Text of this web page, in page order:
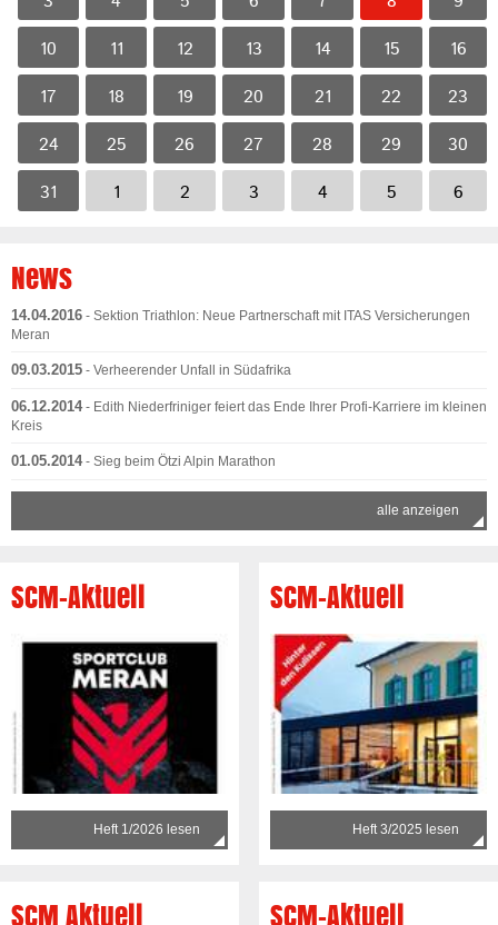
10 11 12 13 14 15 16
17 18 19 20 21 22 23
24 25 26 27 28 29 30
31 1 2 3 4 5 6
News
14.04.2016 - Sektion Triathlon: Neue Partnerschaft mit ITAS Versicherungen
Meran
09.03.2015 - Verheerender Unfall in Südafrika
06.12.2014- Edith Niederfriniger feiert das Ende Ihrer Profi-Karriere im kleinen
Kreis
01.05.2014- Sieg beim Ötzi Alpin Marathon
alle anzeigen
SCM-Aktuell
Heft 1/2026 lesen
SCM-Aktuell
Heft 3/2025 lesen
SCM Aktuell SCM-Aktuell